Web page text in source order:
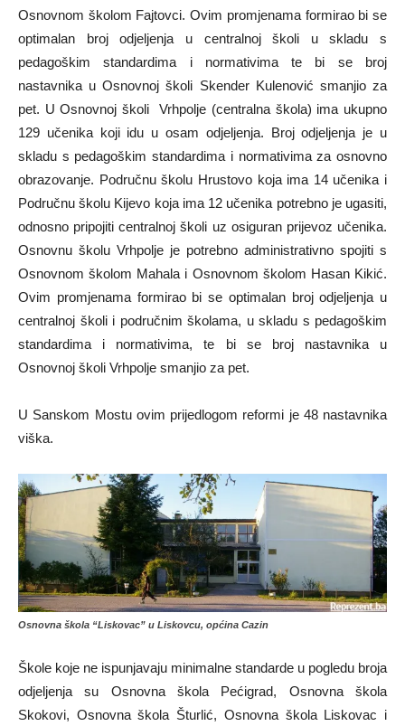
Osnovnom školom Fajtovci. Ovim promjenama formirao bi se
optimalan broj odjeljenja u centralnoj školi u skladu s
pedagoškim standardima i normativima te bi se broj
nastavnika u Osnovnoj školi Skender Kulenović smanjio za
pet. U Osnovnoj školi Vrhpolje (centralna škola) ima ukupno
129 učenika koji idu u osam odjeljenja. Broj odjeljenja je u
skladu s pedagoškim standardima i normativima za osnovno
obrazovanje. Područnu školu Hrustovo koja ima 14 učenika i
Područnu školu Kijevo koja ima 12 učenika potrebno je ugasiti,
odnosno pripojiti centralnoj školi uz osiguran prijevoz učenika.
Osnovnu školu Vrhpolje je potrebno administrativno spojiti s
Osnovnom školom Mahala i Osnovnom školom Hasan Kikić.
Ovim promjenama formirao bi se optimalan broj odjeljenja u
centralnoj školi i područnim školama, u skladu s pedagoškim
standardima i normativima, te bi se broj nastavnika u
Osnovnoj školi Vrhpolje smanjio za pet.
U Sanskom Mostu ovim prijedlogom reformi je 48 nastavnika
viška.
Osnovna škola “Liskovac” u Liskovcu, općina Cazin
Škole koje ne ispunjavaju minimalne standarde u pogledu broja
odjeljenja su Osnovna škola Pećigrad, Osnovna škola
Skokovi, Osnovna škola Šturlić, Osnovna škola Liskovac i